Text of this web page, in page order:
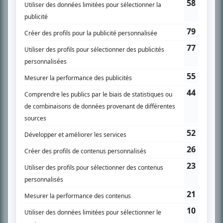
À PROPOS
Chroniqueur télé du journal Le Soleil depuis 2001, Richard Therrien carbure à
télévision» a d’abord oeuvré au magazine TV Hebdo de 1996 à 2001. Sa
spécialité: la télé québécoise. On peut l’entendre régulièrement commenter
l’actualité télévisuelle au 98,5.
En savoir plus »
SUR LE RÉSEAU BIZZ MÉDIA
PLAN DU SITE
Accueil
Liste des oeuvres
Liste des comédiens